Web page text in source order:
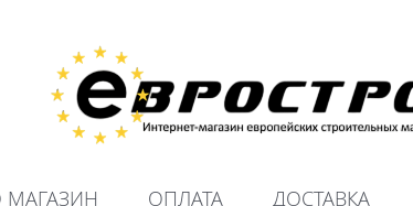
МАГАЗИН ОПЛАТА ДОСТАВКА